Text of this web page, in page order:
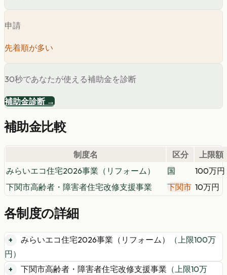
申請
先着順が多い
30秒であなたが使える補助金を診断
補助金診断 →
補助金比較
制度名 区分
上限額
みらいエコ住宅2026事業（リフォーム）
国
100万円
下関市高齢者・障害者住宅改修支援事業
下関市 10万円
各制度の詳細
みらいエコ住宅2026事業（リフォーム） （上限100万
円）
下関市高齢者・障害者住宅改修支援事業 （上限10万